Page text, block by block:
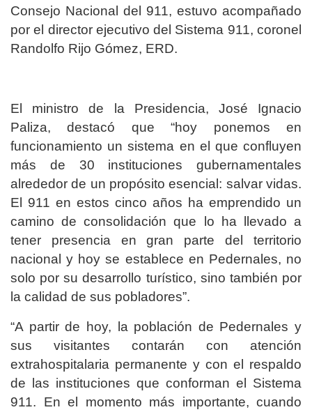
Consejo Nacional del 911, estuvo acompañado
por el director ejecutivo del Sistema 911, coronel
Randolfo Rijo Gómez, ERD.
El ministro de la Presidencia, José Ignacio
Paliza, destacó que “hoy ponemos en
funcionamiento un sistema en el que confluyen
más de 30 instituciones gubernamentales
alrededor de un propósito esencial: salvar vidas.
El 911 en estos cinco años ha emprendido un
camino de consolidación que lo ha llevado a
tener presencia en gran parte del territorio
nacional y hoy se establece en Pedernales, no
solo por su desarrollo turístico, sino también por
la calidad de sus pobladores”.
“A partir de hoy, la población de Pedernales y
sus visitantes contarán con atención
extrahospitalaria permanente y con el respaldo
de las instituciones que conforman el Sistema
911. En el momento más importante, cuando